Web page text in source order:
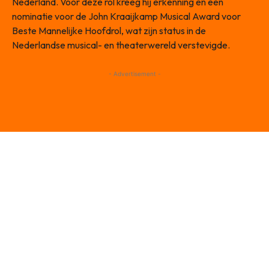
nominatie voor de John Kraaijkamp Musical Award voor
Beste Mannelijke Hoofdrol, wat zijn status in de
Nederlandse musical- en theaterwereld verstevigde.
- Advertisement -